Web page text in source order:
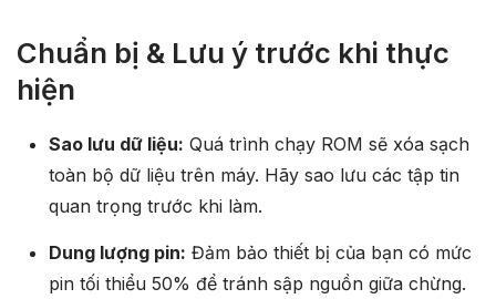
Chuẩn bị & Lưu ý trước khi thực
hiện
Sao lưu dữ liệu: Quá trình chạy ROM sẽ xóa sạch
toàn bộ dữ liệu trên máy. Hãy sao lưu các tập tin
quan trọng trước khi làm.
Dung lượng pin: Đảm bảo thiết bị của bạn có mức
pin tối thiểu 50% để tránh sập nguồn giữa chừng.